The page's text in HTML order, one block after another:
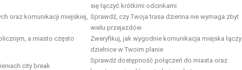
się łączyć krótkimi odcinkami
oraz komunikacji miejskiej, Sprawdź, czy Twoja trasa dzienna nie wymaga zbyt
wielu przejazdów
a miasto często
Zweryfikuj, jak wygodnie komunikacja miejska łączy
dzielnice w Twoim planie
city break
Sprawdź dostępność połączeń do miasta oraz